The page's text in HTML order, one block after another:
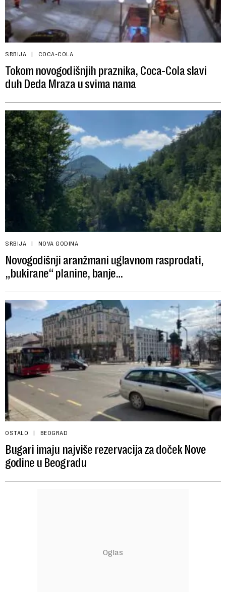
SRBIJA COCA-COLA
Tokom novogodišnjih praznika, Coca-Cola slavi
duh Deda Mraza u svima nama
SRBIJA NOVA GODINA
Novogodišnji aranžmani uglavnom rasprodati,
„bukirane“ planine, banje…
OSTALO BEOGRAD
Bugari imaju najviše rezervacija za doček Nove
godine u Beogradu